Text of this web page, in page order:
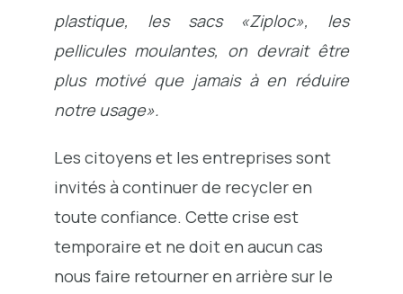
plastique, les sacs «Ziploc», les
pellicules moulantes, on devrait être
plus motivé que jamais à en réduire
notre usage».
Les citoyens et les entreprises sont
invités à continuer de recycler en
toute confiance. Cette crise est
temporaire et ne doit en aucun cas
nous faire retourner en arrière sur le